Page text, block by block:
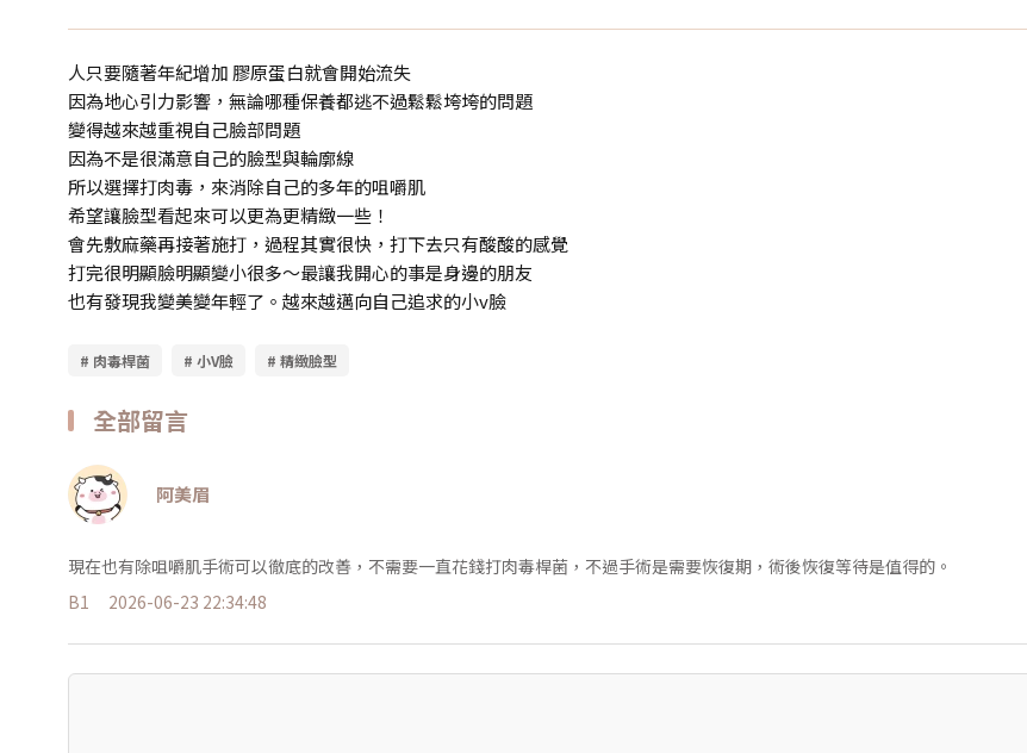
人只要隨著年紀增加 膠原蛋白就會開始流失
因為地心引力影響，無論哪種保養都逃不過鬆鬆垮垮的問題
變得越來越重視自己臉部問題
因為不是很滿意自己的臉型與輪廓線
所以選擇打肉毒，來消除自己的多年的咀嚼肌
希望讓臉型看起來可以更為更精緻一些！
會先敷麻藥再接著施打，過程其實很快，打下去只有酸酸的感覺
打完很明顯臉明顯變小很多～最讓我開心的事是身邊的朋友
也有發現我變美變年輕了。越來越邁向自己追求的小v臉
# 肉毒桿菌 # 小V臉 # 精緻臉型
全部留言
阿美眉
現在也有除咀嚼肌手術可以徹底的改善，不需要一直花錢打肉毒桿菌，不過手術是需要恢復期，術後恢復等待是值得的。
B1
2026-06-23 22:34:48